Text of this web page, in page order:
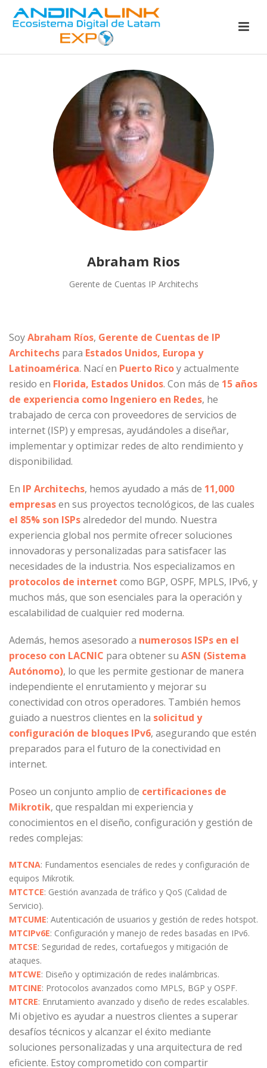
Abraham Rios
Gerente de Cuentas IP Architechs
SoyAbraham Ríos, Gerente de Cuentas de IP
Architechs para Estados Unidos, Europa y
Latinoamérica. Nací en Puerto Ricoy actualmente
resido en Florida, Estados Unidos. Con más de 15 años
de experiencia como Ingeniero en Redes, he
trabajado de cerca con proveedores de servicios de
internet (ISP) y empresas, ayudándoles a diseñar,
implementar y optimizar redes de alto rendimiento y
disponibilidad.
En IP Architechs, hemos ayudado a más de 11,000
empresasen sus proyectos tecnológicos, de las cuales
el 85% son ISPsalrededor del mundo. Nuestra
experiencia global nos permite ofrecer soluciones
innovadoras y personalizadas para satisfacer las
necesidades de la industria. Nos especializamos en
protocolos de internet como BGP, OSPF, MPLS, IPv6, y
muchos más, que son esenciales para la operación y
escalabilidad de cualquier red moderna.
Además, hemos asesorado a numerosos ISPs en el
proceso con LACNIC para obtener su ASN (Sistema
Autónomo), lo que les permite gestionar de manera
independiente el enrutamiento y mejorar su
conectividad con otros operadores. También hemos
guiado a nuestros clientes en la solicitud y
configuración de bloques IPv6, asegurando que estén
preparados para el futuro de la conectividad en
internet.
Poseo un conjunto amplio de certificaciones de
Mikrotik, que respaldan mi experiencia y
conocimientos en el diseño, configuración y gestión de
redes complejas:
MTCNA: Fundamentos esenciales de redes y configuración de
equipos Mikrotik.
MTCTCE: Gestión avanzada de tráfico y QoS (Calidad de
Servicio).
MTCUME: Autenticación de usuarios y gestión de redes hotspot.
MTCIPv6E: Configuración y manejo de redes basadas en IPv6.
MTCSE: Seguridad de redes, cortafuegos y mitigación de
ataques.
MTCWE: Diseño y optimización de redes inalámbricas.
MTCINE: Protocolos avanzados como MPLS, BGP y OSPF.
MTCRE: Enrutamiento avanzado y diseño de redes escalables.
Mi objetivo es ayudar a nuestros clientes a superar
desafíos técnicos y alcanzar el éxito mediante
soluciones personalizadas y una arquitectura de red
eficiente. Estoy comprometido con compartir